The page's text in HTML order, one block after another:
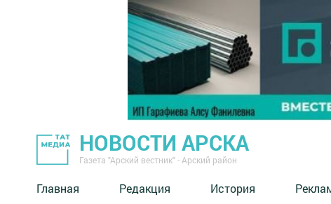
НОВОСТИ АРСКА
Газета "Арский вестник" - Арский район
Главная Редакция История